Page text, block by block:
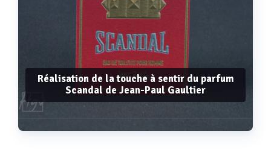
Réalisation de la touche à sentir du parfum
Scandal de Jean-Paul Gaultier